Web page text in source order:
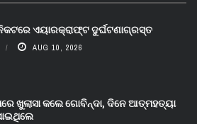
ନିକଟରେ ଏୟାରକ୍ରାଫ୍ଟ ଦୁର୍ଘଟଣାଗ୍ରସ୍ତ
AUG 10, 2026
ଖୁଲାସା କଲେ ଗୋବିନ୍ଦା, ଦିନେ ଆତ୍ମହତ୍ୟା